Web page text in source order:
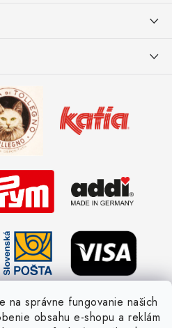
na správne fungovanie našich
obsahu e-shopu a reklám